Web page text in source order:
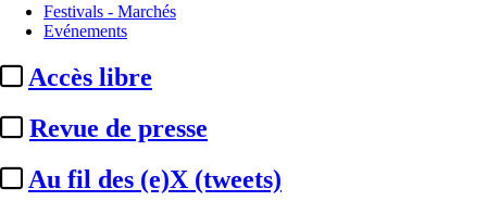
Festivals - Marchés
Evénements
Accès libre
Revue de presse
Au fil des (e)X (tweets)
Au fil des (e)X (tweets) : Kavinsky, hommage, argentique, 4K, Clooney,
02/08
Satellifacts : pause d'été
02/08